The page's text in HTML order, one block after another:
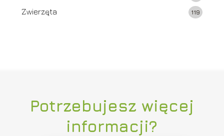
Zwierzęta 119
Potrzebujesz więcej
informacji?